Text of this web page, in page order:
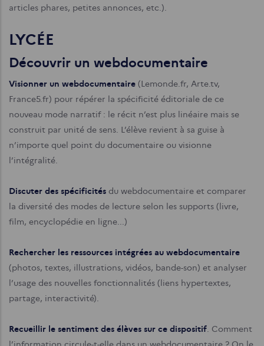
articles phares, petites annonces, etc.).
LYCÉE
Découvrir un webdocumentaire
Visionner un webdocumentaire (Lemonde.fr, Arte.tv,
France5.fr) pour répérer la spécificité éditoriale de ce
nouveau mode narratif : le récit n’est plus linéaire mais se
construit par unité de sens. L’élève revient à sa guise à
n’importe quel point du documentaire ou visionne
l’intégralité.
Discuter des spécificités du webdocumentaire et comparer
la diversité des modes de lecture selon les supports (livre,
film, encyclopédie en ligne...)
Rechercher les ressources intégrées au webdocumentaire
(photos, textes, illustrations, vidéos, bande-son) et analyser
l’usage des nouvelles fonctionnalités (liens hypertextes,
partage, interactivité).
Recueillir le sentiment des élèves sur ce dispositif. Comment